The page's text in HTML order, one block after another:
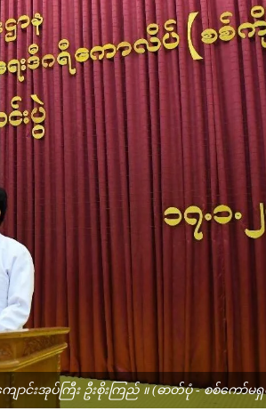
င်းအုပ်ကြီး ဦးစိုးကြည် ။ (ဓာတ်ပုံ - စစ်ကော်မရှင်